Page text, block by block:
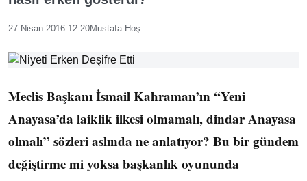
27 Nisan 2016 12:20Mustafa Hoş
Meclis Başkanı İsmail Kahraman’ın “Yeni
Anayasa’da laiklik ilkesi olmamalı, dindar Anayasa
olmalı” sözleri aslında ne anlatıyor? Bu bir gündem
değiştirme mi yoksa başkanlık oyununda